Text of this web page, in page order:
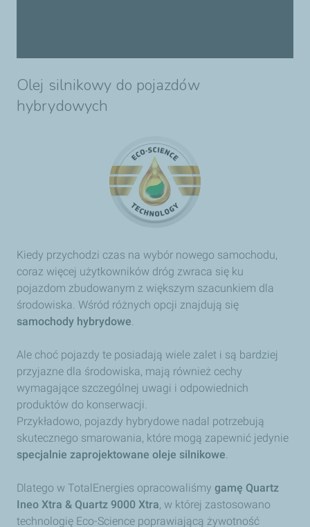
Olej silnikowy do pojazdów
hybrydowych
Kiedy przychodzi czas na wybór nowego samochodu,
coraz więcej użytkowników dróg zwraca się ku
pojazdom zbudowanym z większym szacunkiem dla
środowiska. Wśród różnych opcji znajdują się
samochody hybrydowe
Ale choć pojazdy te posiadają wiele zalet i są bardziej
przyjazne dla środowiska, mają również cechy
wymagające szczególnej uwagi i odpowiednich
produktów do konserwacji.
Przykładowo, pojazdy hybrydowe nadal potrzebują
skutecznego smarowania, które mogą zapewnić jedynie
specjalnie zaprojektowane oleje silnikowe
Dlatego w TotalEnergies opracowaliśmy gamę Quartz
Ineo Xtra & Quartz 9000 Xtra, w której zastosowano
technologię Eco-Science poprawiającą żywotność